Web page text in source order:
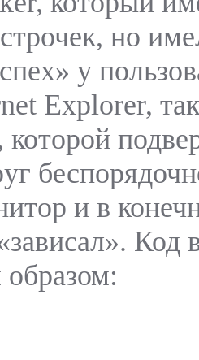
но
у
Explorer,
которой
и в
Код